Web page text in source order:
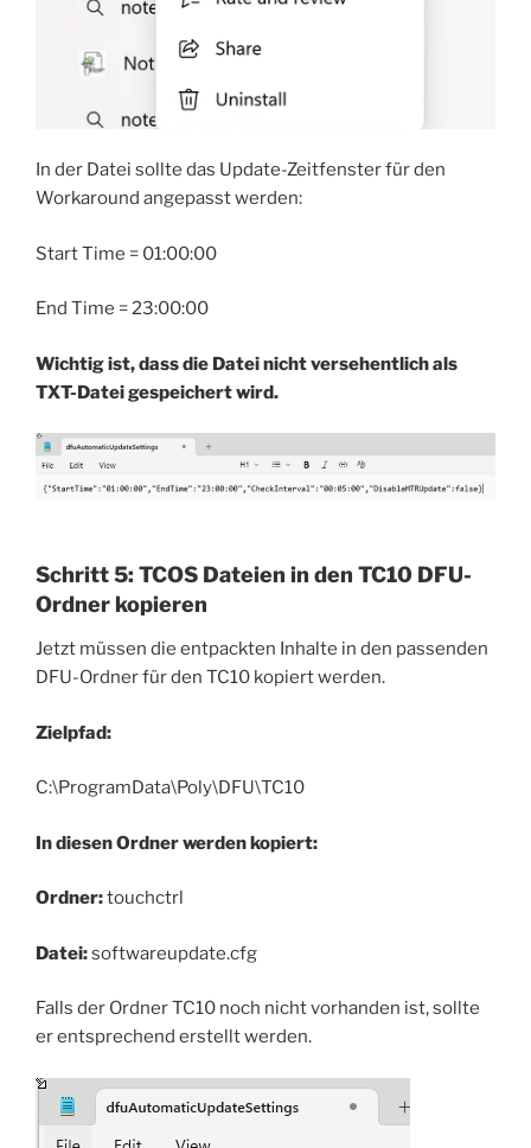
In der Datei sollte das Update-Zeitfenster für den
Workaround angepasst werden:
Start Time = 01:00:00
End Time = 23:00:00
Wichtig ist, dass die Datei nicht versehentlich als
TXT-Datei gespeichert wird.
Schritt 5: TCOS Dateien in den TC10 DFU-
Ordner kopieren
Jetzt müssen die entpackten Inhalte in den passenden
DFU-Ordner für den TC10 kopiert werden.
Zielpfad:
C:\ProgramData\Poly\DFU\TC10
In diesen Ordner werden kopiert:
Ordner:touchctrl
Datei:softwareupdate.cfg
Falls der Ordner TC10 noch nicht vorhanden ist, sollte
er entsprechend erstellt werden.